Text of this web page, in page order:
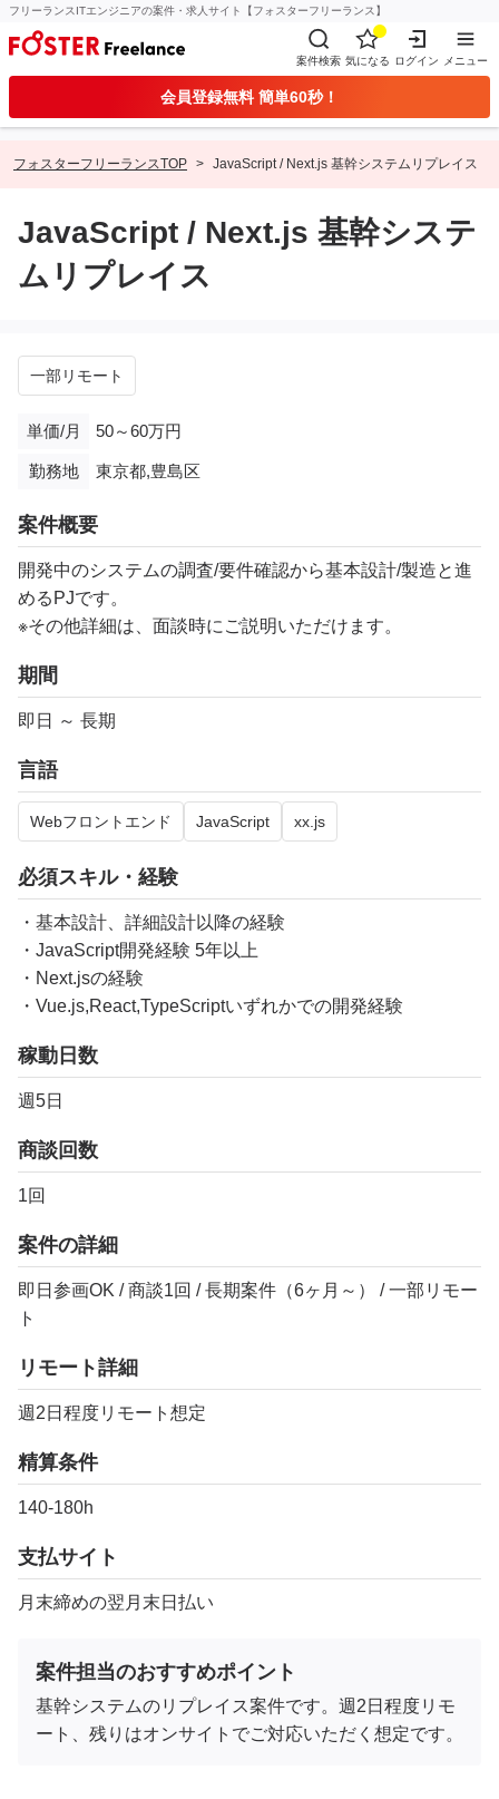
フリーランスITエンジニアの案件・求人サイト【フォスターフリーランス】
案件検索 気になる ログイン メニュー
会員登録無料 簡単60秒！
フォスターフリーランスTOP JavaScript / Next.js 基幹システムリプレイス
JavaScript / Next.js 基幹システ
ムリプレイス
一部リモート
単価/月 50～60万円
勤務地 東京都,豊島区
案件概要
開発中のシステムの調査/要件確認から基本設計/製造と進
めるPJです。
※その他詳細は、面談時にご説明いただけます。
期間
即日 ～ 長期
言語
Webフロントエンド JavaScript xx.js
必須スキル・経験
・基本設計、詳細設計以降の経験
・JavaScript開発経験 5年以上
・Next.jsの経験
・Vue.js,React,TypeScriptいずれかでの開発経験
稼動日数
週5日
商談回数
1回
案件の詳細
即日参画OK / 商談1回 / 長期案件（6ヶ月～） / 一部リモー
ト
リモート詳細
週2日程度リモート想定
精算条件
140-180h
支払サイト
月末締めの翌月末日払い
案件担当のおすすめポイント
基幹システムのリプレイス案件です。週2日程度リモ
ート、残りはオンサイトでご対応いただく想定です。